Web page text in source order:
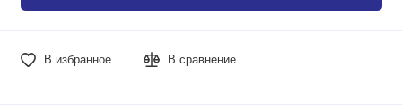
В избранное В сравнение